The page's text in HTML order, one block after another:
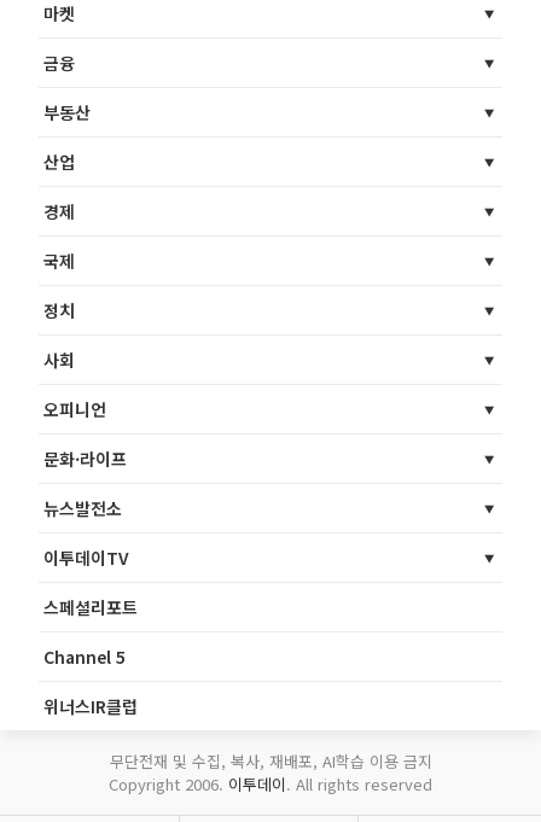
마켓
금융
부동산
산업
경제
국제
정치
사회
오피니언
문화·라이프
뉴스발전소
이투데이TV
스페셜리포트
Channel 5
위너스IR클럽
무단전재 및 수집, 복사, 재배포, AI학습 이용 금지
Copyright 2006. 이투데이. All rights reserved